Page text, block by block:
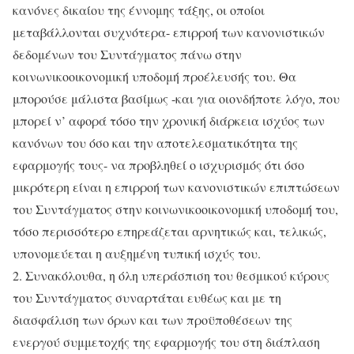
κανόνες δικαίου της έννομης τάξης, οι οποίοι
μεταβάλλονται συχνότερα- επιρροή των κανονιστικών
δεδομένων του Συντάγματος πάνω στην
κοινωνικοοικονομική υποδομή προέλευσής του. Θα
μπορούσε μάλιστα βασίμως -και για οιονδήποτε λόγο, που
μπορεί ν’ αφορά τόσο την χρονική διάρκεια ισχύος των
κανόνων του όσο και την αποτελεσματικότητα της
εφαρμογής τους- να προβληθεί ο ισχυρισμός ότι όσο
μικρότερη είναι η επιρροή των κανονιστικών επιπτώσεων
του Συντάγματος στην κοινωνικοοικονομική υποδομή του,
τόσο περισσότερο επηρεάζεται αρνητικώς και, τελικώς,
υπονομεύεται η αυξημένη τυπική ισχύς του.
2. Συνακόλουθα, η όλη υπεράσπιση του θεσμικού κύρους
του Συντάγματος συναρτάται ευθέως και με τη
διασφάλιση των όρων και των προϋποθέσεων της
ενεργού συμμετοχής της εφαρμογής του στη διάπλαση